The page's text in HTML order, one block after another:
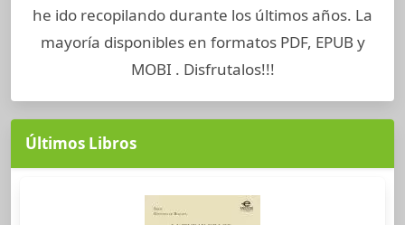
he ido recopilando durante los últimos años. La
mayoría disponibles en formatos PDF, EPUB y
MOBI . Disfrutalos!!!
Últimos Libros